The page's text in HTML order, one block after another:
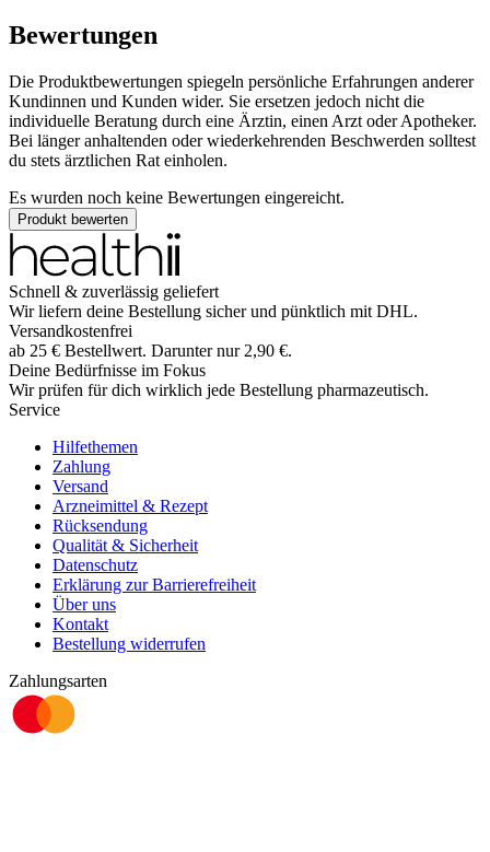
Bewertungen
Die Produktbewertungen spiegeln persönliche Erfahrungen anderer
Kundinnen und Kunden wider. Sie ersetzen jedoch nicht die
individuelle Beratung durch eine Ärztin, einen Arzt oder Apotheker.
Bei länger anhaltenden oder wiederkehrenden Beschwerden solltest
du stets ärztlichen Rat einholen.
Es wurden noch keine Bewertungen eingereicht.
Produkt bewerten
Schnell & zuverlässig geliefert
Wir liefern deine Bestellung sicher und pünktlich mit DHL.
Versandkostenfrei
ab 25 € Bestellwert. Darunter nur 2,90 €.
Deine Bedürfnisse im Fokus
Wir prüfen für dich wirklich jede Bestellung pharmazeutisch.
Service
Hilfethemen
Zahlung
Versand
Arzneimittel & Rezept
Rücksendung
Qualität & Sicherheit
Datenschutz
Erklärung zur Barrierefreiheit
Über uns
Kontakt
Bestellung widerrufen
Zahlungsarten